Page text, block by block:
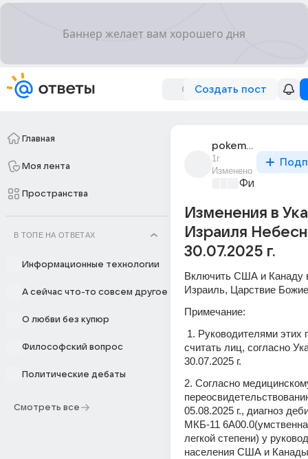
Создать пост
Главная
Моя лента
Пространства
В ТОПЕ НА ОТВЕТАХ
Информационные технологии
А сейчас что-то совсем другое
О любви без купюр
Философский вопрос
Политические дебаты
Смотреть все
pokemoniiy
1г
Изменено
Изменения в
Израиля
30.07.2025 г.
Включить США и Канаду
Израиль, Царствие
Примечание:
считать лиц, согласно
30.07.2025 г.
2. Согласно
05.08.2025 г., диагноз
МКБ-11
легкой степени) у
населения США и